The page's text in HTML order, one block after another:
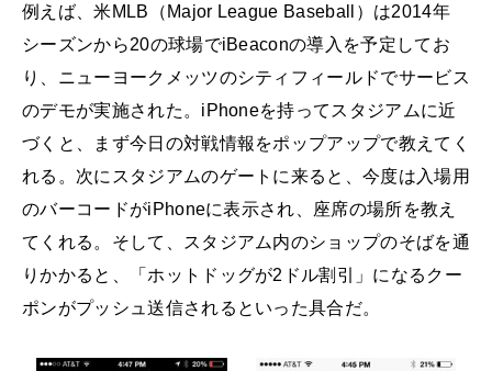
例えば、米MLB（Major League Baseball）は2014年
シーズンから20の球場でiBeaconの導入を予定してお
り、ニューヨークメッツのシティフィールドでサービス
のデモが実施された。iPhoneを持ってスタジアムに近
づくと、まず今日の対戦情報をポップアップで教えてく
れる。次にスタジアムのゲートに来ると、今度は入場用
のバーコードがiPhoneに表示され、座席の場所を教え
てくれる。そして、スタジアム内のショップのそばを通
りかかると、「ホットドッグが2ドル割引」になるクー
ポンがプッシュ送信されるといった具合だ。